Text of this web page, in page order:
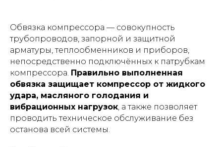
Обвязка компрессора — совокупность
трубопроводов, запорной и защитной
арматуры, теплообменников и приборов,
непосредственно подключённых к патрубкам
компрессора. Правильно выполненная
обвязка защищает компрессор от жидкого
удара, масляного голодания и
вибрационных нагрузок, а также позволяет
проводить техническое обслуживание без
останова всей системы.